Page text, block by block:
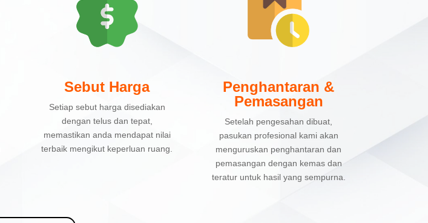
Sebut Harga
Setiap sebut harga disediakan
dengan telus dan tepat,
memastikan anda mendapat nilai
terbaik mengikut keperluan ruang.
Penghantaran &
Pemasangan
Setelah pengesahan dibuat,
pasukan profesional kami akan
menguruskan penghantaran dan
pemasangan dengan kemas dan
teratur untuk hasil yang sempurna.